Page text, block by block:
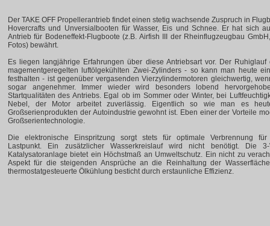
Der TAKE OFF Propellerantrieb findet einen stetig wachsende Zuspruch in
Hovercrafts und Unversialbooten für Wasser, Eis und Schnee. Er hat sich
Antrieb für Bodeneffekt-Flugboote (z.B. Airfish III der Rheinflugzeugbau
Fotos) bewährt.
Es liegen langjährige Erfahrungen über diese Antriebsart vor. Der Ruhiglauf
magementgeregelten luftölgekühlten Zwei-Zylinders - so kann man heute
festhalten - ist gegenüber vergasenden Vierzylindermotoren gleichwertig,
sogar angenehmer. Immer wieder wird besonders lobend
Startqualitäten des Antriebs. Egal ob im Sommer oder Winter, bei
Nebel, der Motor arbeitet zuverlässig. Eigentlich so wie man es
Großserienprodukten der Autoindustrie gewohnt ist. Eben einer der Vorteile
Großserientechnologie.
Die elektronische Einspritzung sorgt stets für optimale Verbrennung
Lastpunkt. Ein zusätzlicher Wasserkreislauf wird nicht benötigt. Die 3-
Katalysatoranlage bietet ein Höchstmaß an Umweltschutz. Ein nicht zu
Aspekt für die steigenden Ansprüche an die Reinhaltung der
thermostatgesteuerte Ölkühlung besticht durch erstaunliche Effizienz.